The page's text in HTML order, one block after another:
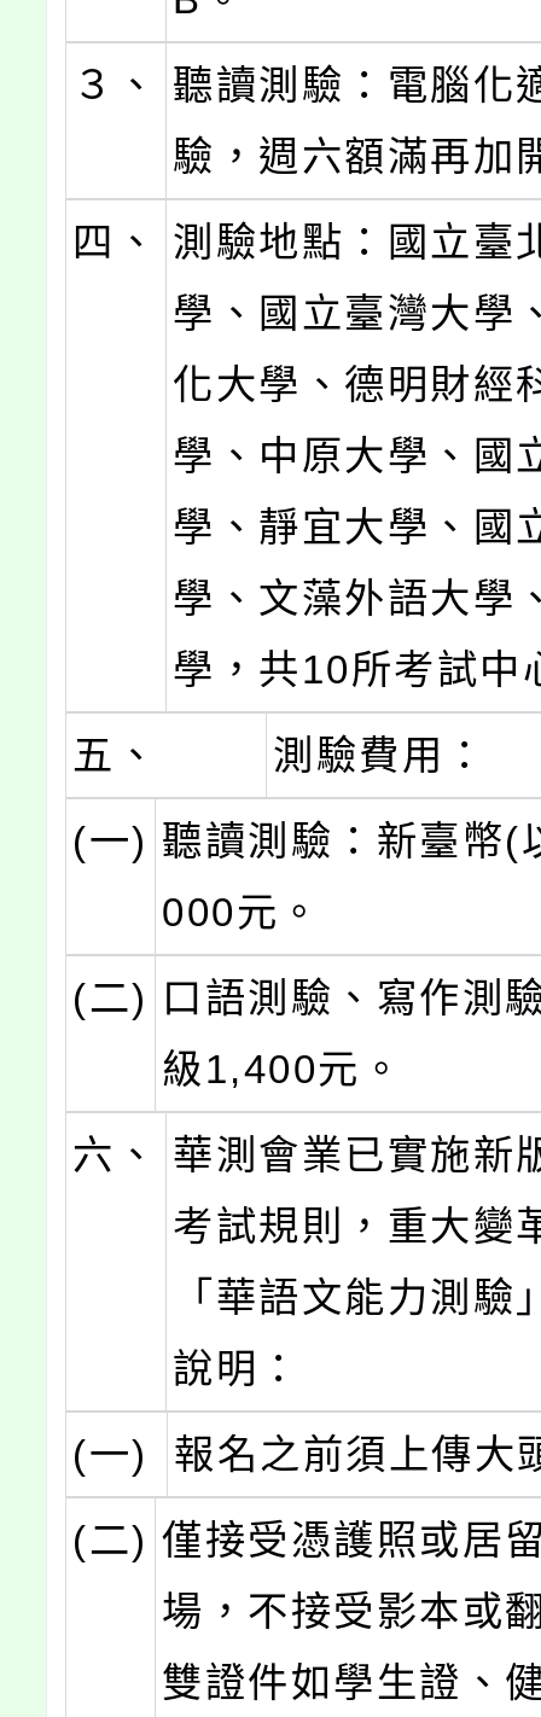
３、
聽讀測驗：電腦化
驗，週六額滿再加
四、
測驗地點：國立臺
學、國立臺灣大學
化大學、德明財經
學、中原大學、國
學、靜宜大學、國
學、文藻外語大學
學，共10所考試中
五、
測驗費用：
(一) 聽讀測驗：新臺幣(
000元。
(二) 口語測驗、寫作測
級1,400元。
六、
華測會業已實施新
考試規則，重大變
「華語文能力測驗
說明：
(一)
報名之前須上傳大
(二) 僅接受憑護照或居
場，不接受影本或
雙證件如學生證、